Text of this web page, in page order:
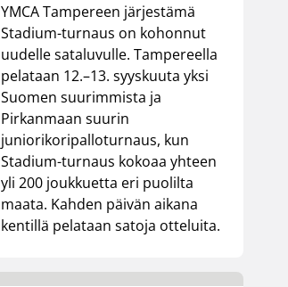
YMCA Tampereen järjestämä
Stadium-turnaus on kohonnut
uudelle sataluvulle. Tampereella
pelataan 12.–13. syyskuuta yksi
Suomen suurimmista ja
Pirkanmaan suurin
juniorikoripalloturnaus, kun
Stadium-turnaus kokoaa yhteen
yli 200 joukkuetta eri puolilta
maata. Kahden päivän aikana
kentillä pelataan satoja otteluita.